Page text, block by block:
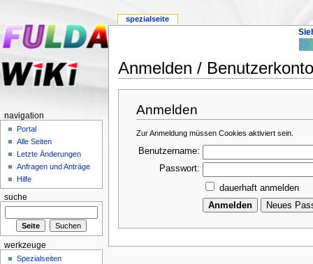
Anmelden /
Anmelden
Zur Anmeldung müssen Cookies aktiviert sein.
Benutzername:
Passwort:
dauerhaft anmelden
spezialseite
navigation
Portal
Alle Seiten
Letzte Änderungen
Anfragen und Anträge
Hilfe
suche
werkzeuge
Spezialseiten